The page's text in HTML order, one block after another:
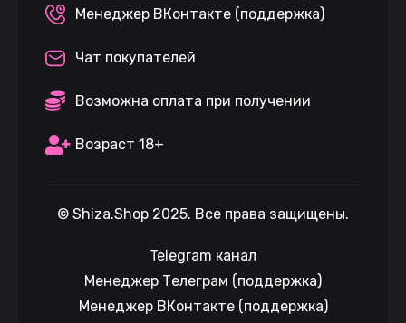
Менеджер ВКонтакте (поддержка)
Чат покупателей
Возможна оплата при получении
Возраст 18+
© Shiza.Shop 2025. Все права защищены.
Telegram канал
Менеджер Телеграм (поддержка)
Менеджер ВКонтакте (поддержка)